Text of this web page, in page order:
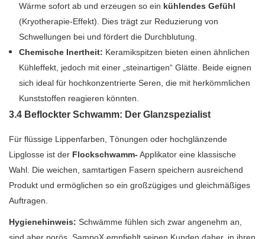
Wärme sofort ab und erzeugen so ein kühlendes Gefühl
(Kryotherapie-Effekt). Dies trägt zur Reduzierung von
Schwellungen bei und fördert die Durchblutung.
Chemische Inertheit: Keramikspitzen bieten einen ähnlichen
Kühleffekt, jedoch mit einer „steinartigen“ Glätte. Beide eignen
sich ideal für hochkonzentrierte Seren, die mit herkömmlichen
Kunststoffen reagieren könnten.
3.4 Beflockter Schwamm: Der Glanzspezialist
Für flüssige Lippenfarben, Tönungen oder hochglänzende
Lipglosse ist der Flockschwamm- Applikator eine klassische
Wahl. Die weichen, samtartigen Fasern speichern ausreichend
Produkt und ermöglichen so ein großzügiges und gleichmäßiges
Auftragen.
Hygienehinweis: Schwämme fühlen sich zwar angenehm an,